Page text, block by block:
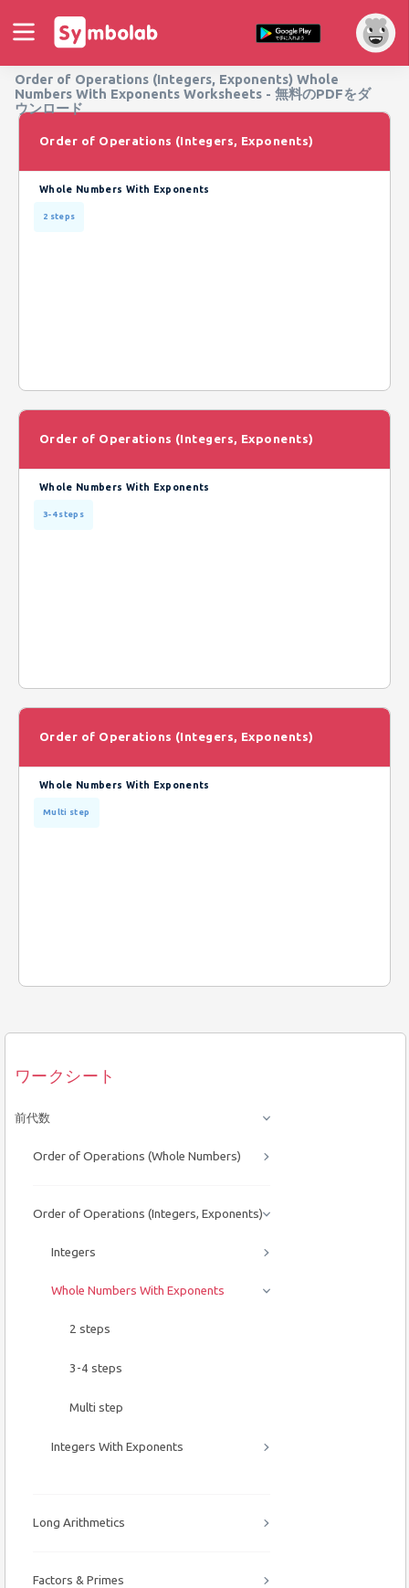
Order of Operations (Integers, Exponents) Whole
Numbers With Exponents Worksheets - 無料のPDFをダ
ウンロード
ワークシート
前代数
Order of Operations (Whole Numbers)
Order of Operations (Integers, Exponents)
Integers
Whole Numbers With Exponents
2 steps
3-4 steps
Multi step
Integers With Exponents
Long Arithmetics
Factors & Primes
Order of Operations (Integers, Exponents)
Whole Numbers With Exponents
2 steps
Order of Operations (Integers, Exponents)
Whole Numbers With Exponents
3-4 steps
Order of Operations (Integers, Exponents)
Whole Numbers With Exponents
Multi step